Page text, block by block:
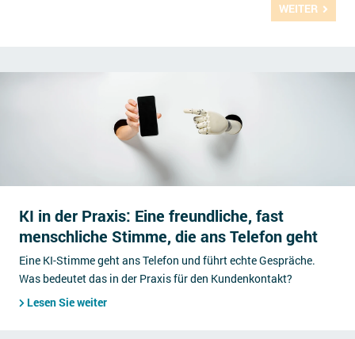
WEITER
KI in der Praxis: Eine freundliche, fast
menschliche Stimme, die ans Telefon geht
Eine KI-Stimme geht ans Telefon und führt echte Gespräche.
Was bedeutet das in der Praxis für den Kundenkontakt?
Lesen Sie weiter